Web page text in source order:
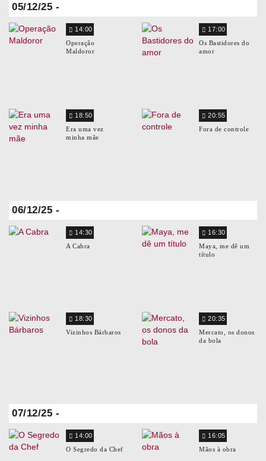
05/12/25 -
14:00
Operação
Maldoror
17:00
Os Bastidores do
amor
18:50
Era uma vez
minha mãe
20:55
Fora de controle
06/12/25 -
14:30
A Cabra
16:30
Maya, me dê um
título
18:30
Vizinhos Bárbaros
20:35
Mercato, os donos
da bola
07/12/25 -
14:00
O Segredo da Chef
16:05
Mãos à obra